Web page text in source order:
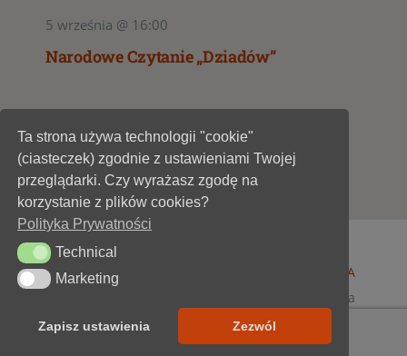
5 września @ 16:00
Narodowe Czytanie „Dziadów”
1
© 1947 - 2026 •
Miejska Biblioteka Publiczna im. A
• wszelkie prawa
zastrzeżone • projekt i realizacjaSOKÓŁ-IT
Ta strona używa technologii "cookie"
(ciasteczek) zgodnie z ustawieniami Twojej
przeglądarki. Czy wyrażasz zgodę na
korzystanie z plików cookies?
Polityka Prywatności
TechnicalTechnical
MarketingMarketing
Zapisz ustawienia Zezwól